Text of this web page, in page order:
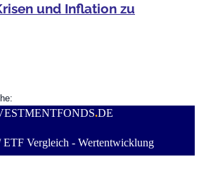
und Inflation zu
.DE
ETF Vergleich - Wertentwicklung